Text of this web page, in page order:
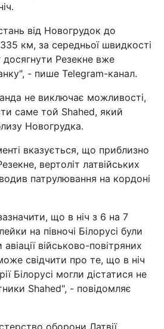
від Новогрудок до
км, за середньої швидкості
досягнути Резекне вже
- пише Telegram-канал.
не виключає можливості,
саме той Shahed, який
Новогрудка.
вказується, що приблизно
вертоліт латвійських
патрулювання на кордоні
що в ніч з 6 на 7
на півночі Білорусі були
військово-повітряних
свідчити про те, що в ніч
Білорусі могли дістатися не
Shahed", - повідомляє